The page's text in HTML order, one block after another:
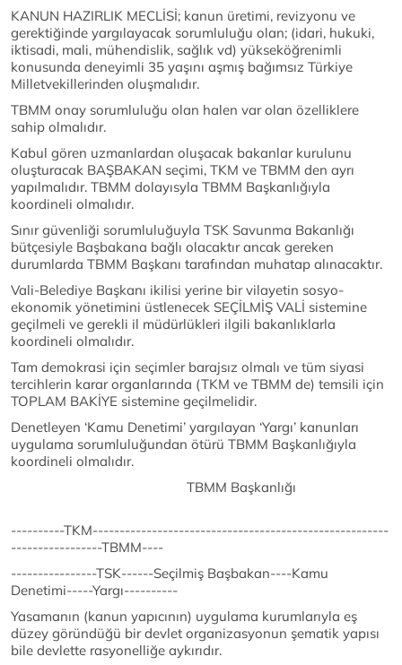
KANUN HAZIRLIK MECLİSİ; kanun üretimi, revizyonu ve
gerektiğinde yargılayacak sorumluluğu olan; (idari, hukuki,
iktisadi, mali, mühendislik, sağlık vd) yükseköğrenimli
konusunda deneyimli 35 yaşını aşmış bağımsız Türkiye
Milletvekillerinden oluşmalıdır.
TBMM onay sorumluluğu olan halen var olan özelliklere
sahip olmalıdır.
Kabul gören uzmanlardan oluşacak bakanlar kurulunu
oluşturacak BAŞBAKAN seçimi, TKM ve TBMM den ayrı
yapılmalıdır. TBMM dolayısyla TBMM Başkanlığıyla
koordineli olmalıdır.
Sınır güvenliği sorumluluğuyla TSK Savunma Bakanlığı
bütçesiyle Başbakana bağlı olacaktır ancak gereken
durumlarda TBMM Başkanı tarafından muhatap alınacaktır.
Vali-Belediye Başkanı ikilisi yerine bir vilayetin sosyo-
ekonomik yönetimini üstlenecek SEÇİLMİŞ VALİ sistemine
geçilmeli ve gerekli il müdürlükleri ilgili bakanlıklarla
koordineli olmalıdır.
Tam demokrasi için seçimler barajsız olmalı ve tüm siyasi
tercihlerin karar organlarında (TKM ve TBMM de) temsili için
TOPLAM BAKİYE sistemine geçilmelidir.
Denetleyen ‘Kamu Denetimi’ yargılayan ‘Yargı’ kanunları
uygulama sorumluluğundan ötürü TBMM Başkanlığıyla
koordineli olmalıdır.
TBMM Başkanlığı
----------TKM-------------------------------------------------------
-----------------TBMM----
----------------TSK------Seçilmiş Başbakan----Kamu
Denetimi-----Yargı----------
Yasamanın (kanun yapıcının) uygulama kurumlarıyla eş
düzey göründüğü bir devlet organizasyonun şematik yapısı
bile devlette rasyonelliğe aykırıdır.